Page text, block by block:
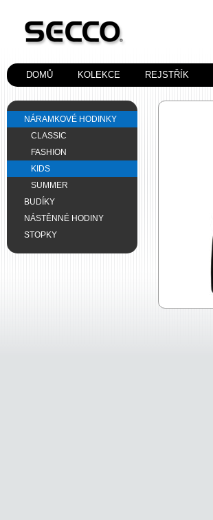
DOMŮ KOLEKCE REJSTŘÍK
NÁRAMKOVÉ HODINKY
CLASSIC
FASHION
KIDS
SUMMER
BUDÍKY
NÁSTĚNNÉ HODINY
STOPKY